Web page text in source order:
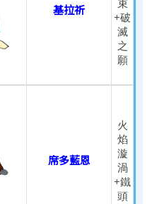
基拉祈
束
+破
滅
之
願
席多藍恩
火
焰
漩
渦
+鐵
頭